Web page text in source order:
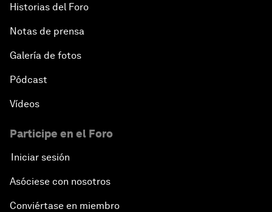
Historias del Foro
Notas de prensa
Galería de fotos
Pódcast
Vídeos
Participe en el Foro
Iniciar sesión
Asóciese con nosotros
Conviértase en miembro